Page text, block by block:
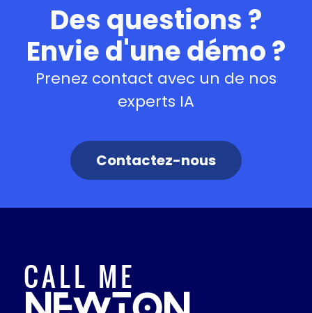
Des questions ?
Envie d'une démo ?
Prenez contact avec un de nos
experts IA
Contactez-nous